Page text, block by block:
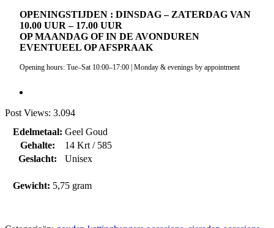
OPENINGSTIJDEN : DINSDAG – ZATERDAG VAN
10.00 UUR – 17.00 UUR
OP MAANDAG OF IN DE AVONDUREN
EVENTUEEL OP AFSPRAAK
Opening hours: Tue–Sat 10:00–17:00 | Monday & evenings by appointment
Post Views: 3.094
Edelmetaal: Geel Goud
Gehalte:
14 Krt / 585
Geslacht:
Unisex
Gewicht: 5,75 gram